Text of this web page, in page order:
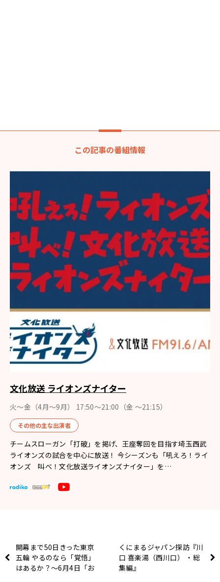
この記事の番組情報
文化放送 ライオンズナイター
火～金（4月〜9月） 17:50～21:00（金 ～21:15）
その他の主な出演者
チームスローガン「打破」を掲げ、王座奪回を目指す埼玉西武
ライオンズの試合を中心に放送！ 今シーズンも「吼えろ！ライ
オンズ 叫べ！文化放送ライオンズナイター」を…
開幕まで50日きった東京
五輪 やるのなら「覚悟」
はあるか？〜6月4日「お
くにまるジャパン探訪『川
口 喜楽湯（西川口） ・総
集編』